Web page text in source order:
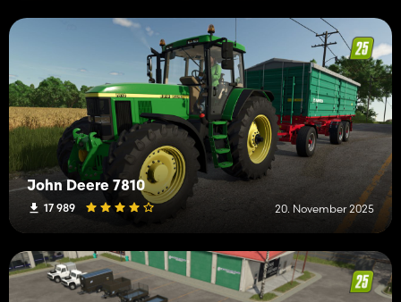
John Deere 7810
17 989 20. November 2025